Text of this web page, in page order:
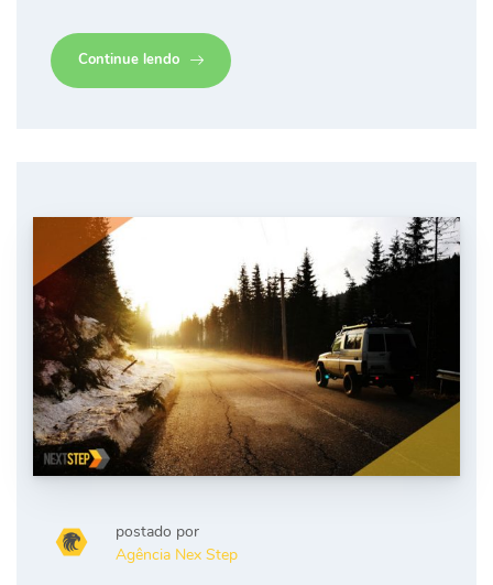
Continue lendo
postado por
Agência Nex Step